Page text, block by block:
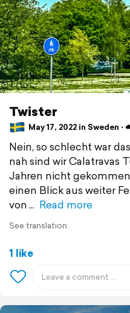
Twister
May 17, 2022 in Sweden ⋅
Nein, so schlecht war
nah sind wir Calatravas
Jahren nicht
einen Blick aus weiter
von
Read more
See translation
1 like